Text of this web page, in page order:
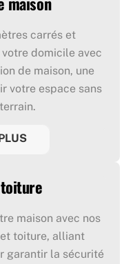
carrés et
domicile avec
de maison, une
votre espace sans
maison avec nos
toiture, alliant
garantir la sécurité